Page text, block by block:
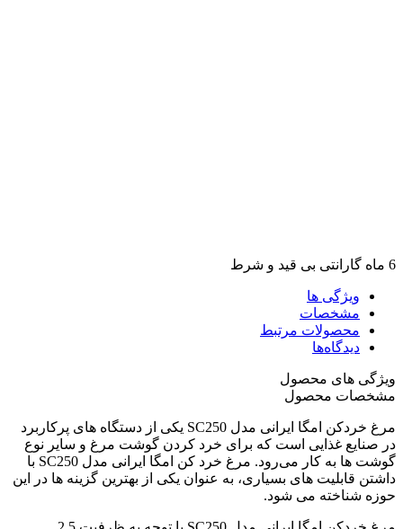
6 ماه گارانتی بی قید و شرط
ویژگی ها
مشخصات
محصولات مرتبط
دیدگاه‌ها
ویژگی های محصول
مشخصات محصول
مرغ خردکن امگا ایرانی مدل SC250 یکی از دستگاه های پرکاربرد
در صنایع غذایی است که برای خرد کردن گوشت مرغ و سایر نوع
گوشت ها به کار می‌رود. مرغ خرد کن امگا ایرانی مدل SC250 با
داشتن قابلیت های بسیاری، به عنوان یکی از بهترین گزینه ها در این
حوزه شناخته می شود.